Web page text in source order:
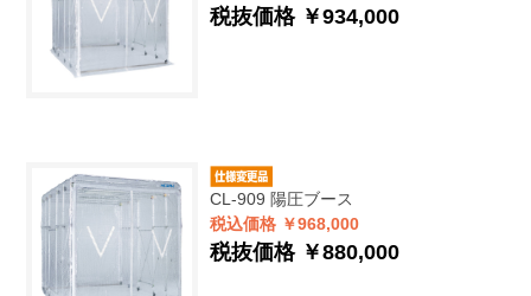
税抜価格 ￥934,000
CL-909 陽圧ブース
税込価格 ￥968,000
税抜価格 ￥880,000